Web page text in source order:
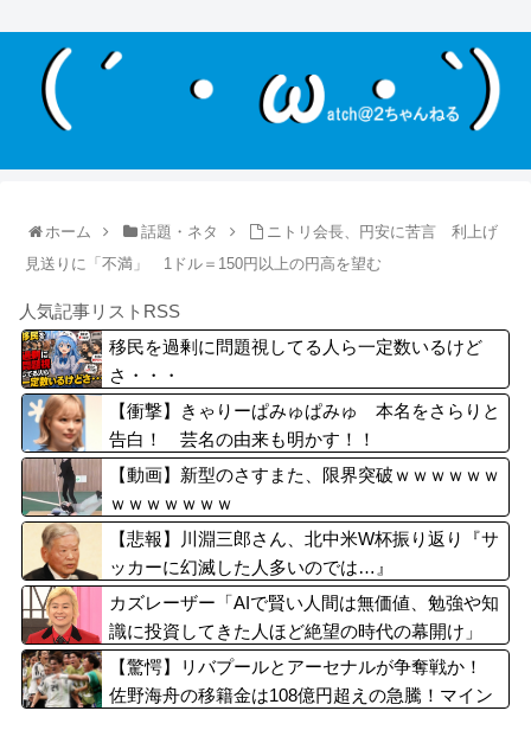
ホーム 話題・ネタ
ニトリ会長、円安に苦言 利上げ
見送りに「不満」 1ドル＝150円以上の円高を望む
人気記事リストRSS
移民を過剰に問題視してる人ら一定数いるけど
さ・・・
【衝撃】きゃりーぱみゅぱみゅ 本名をさらりと
告白！ 芸名の由来も明かす！！
【動画】新型のさすまた、限界突破ｗｗｗｗｗｗ
ｗｗｗｗｗｗｗ
【悲報】川淵三郎さん、北中米W杯振り返り『サ
ッカーに幻滅した人多いのでは…』
カズレーザー「AIで賢い人間は無価値、勉強や知
識に投資してきた人ほど絶望の時代の幕開け」
【驚愕】リバプールとアーセナルが争奪戦か！
佐野海舟の移籍金は108億円超えの急騰！マイン